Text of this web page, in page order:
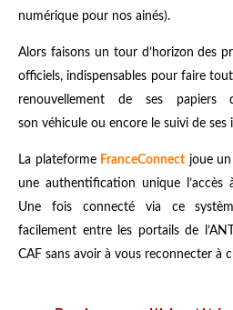
numérique pour nos ainés).
Alors faisons un tour d’horizon des
officiels, indispensables pour faire
renouvellement de ses papiers
son véhicule ou encore le suivi de ses
La plateforme FranceConnect joue
une authentification unique l’accès
Une fois connecté via ce
facilement entre les portails de
CAF sans avoir à vous reconnecter à